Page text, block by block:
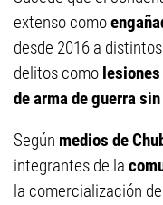
extenso como
desde 2016 a
delitos como
de arma de guerra
Según medios de
integrantes de la
la comercialización